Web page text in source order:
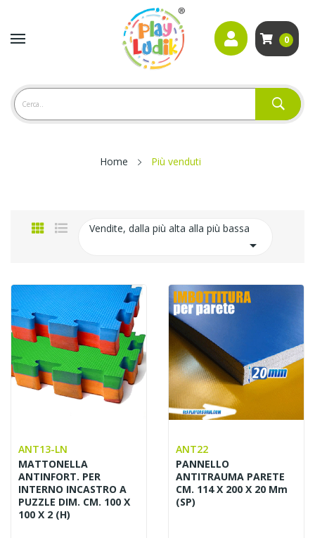
0
Home Più venduti
Vendite, dalla più alta alla più bassa

ANT13-LN
MATTONELLA
ANTINFORT. PER
INTERNO INCASTRO A
PUZZLE DIM. CM. 100 X
100 X 2 (H)
ANT22
PANNELLO
ANTITRAUMA PARETE
CM. 114 X 200 X 20 Mm
(SP)